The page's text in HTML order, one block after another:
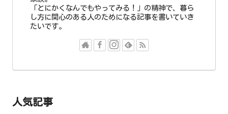
「とにかくなんでもやってみる！」の精神で、暮ら
し方に関心のある人のためになる記事を書いていき
たいです。
人気記事